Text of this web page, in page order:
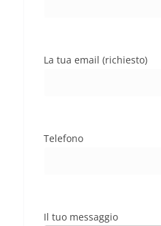
La tua email (richiesto)
Telefono
Il tuo messaggio